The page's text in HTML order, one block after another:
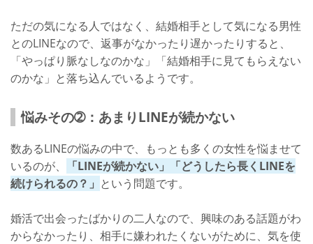
ただの気になる人ではなく、結婚相手として気になる男性
とのLINEなので、返事がなかったり遅かったりすると、
「やっぱり脈なしなのかな」「結婚相手に見てもらえない
のかな」と落ち込んでいるようです。
悩みその➁：あまりLINEが続かない
数あるLINEの悩みの中で、もっとも多くの女性を悩ませて
いるのが、
「LINEが続かない」「どうしたら長くLINEを
続けられるの？」 という問題です。
婚活で出会ったばかりの二人なので、興味のある話題がわ
からなかったり、相手に嫌われたくないがために、気を使